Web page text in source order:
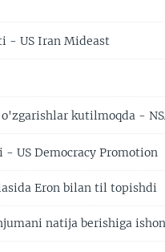
- US Iran Mideast
kutilmoqda -
US Democracy Promotion
Eron bilan til topishdi
natija berishiga